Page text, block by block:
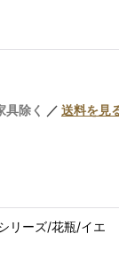
除く ／ 送料を見
リーズ/花瓶/イエ